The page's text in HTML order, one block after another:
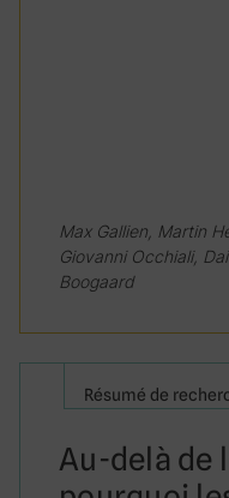
Max Gallien, Martin
Giovanni Occhiali,
Boogaard
Résumé de
Au-delà de